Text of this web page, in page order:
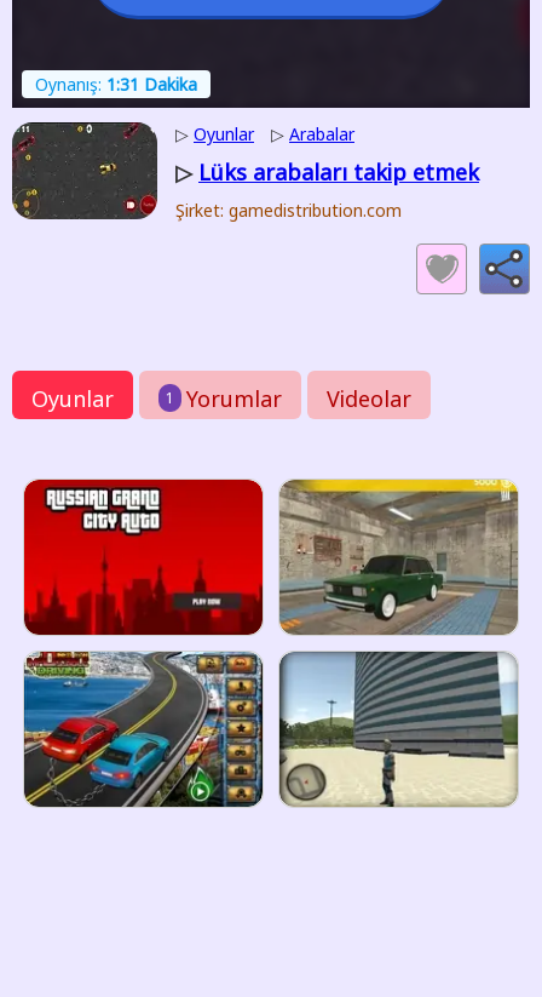
Oynanış: 1:31 Dakika
▷ Oyunlar ▷ Arabalar
▷ Lüks arabaları takip etmek
Şirket: gamedistribution.com
Oyunlar 1 Yorumlar Videolar